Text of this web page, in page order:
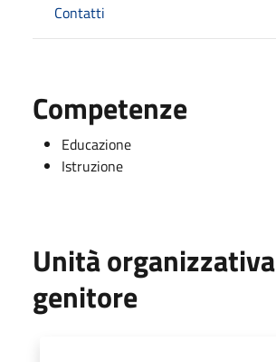
Contatti
Competenze
Educazione
Istruzione
Unità organizzativa
genitore